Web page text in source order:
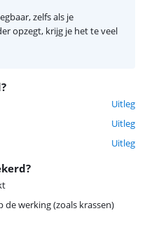
Uitleg
Uitleg
Uitleg
de werking (zoals krassen)
zelfs als je
opzegt, krijg je het te veel